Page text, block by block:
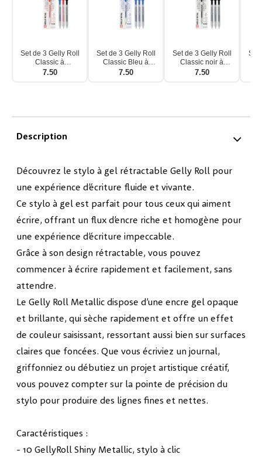
Set de 3 Gelly Roll
Classic à
mécanisme
7.50
Set de 3 Gelly Roll
Classic Bleu à
mécanisme
7.50
Set de 3 Gelly Roll
Classic noir à
mécanisme
7.50
Set
Description
Découvrez le stylo à gel rétractable Gelly Roll pour
une expérience d’écriture fluide et vivante.
Ce stylo à gel est parfait pour tous ceux qui aiment
écrire, offrant un flux d’encre riche et homogène pour
une expérience d’écriture impeccable.
Grâce à son design rétractable, vous pouvez
commencer à écrire rapidement et facilement, sans
attendre.
Le Gelly Roll Metallic dispose d’une encre gel opaque
et brillante, qui sèche rapidement et offre un effet
de couleur saisissant, ressortant aussi bien sur surfaces
claires que foncées. Que vous écriviez un journal,
griffonniez ou débutiez un projet artistique créatif,
vous pouvez compter sur la pointe de précision du
stylo pour produire des lignes fines et nettes.
Caractéristiques :
- 10 GellyRoll Shiny Metallic, stylo à clic